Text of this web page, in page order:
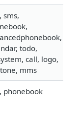
sms,
todo,
call, logo,
mms
phonebook